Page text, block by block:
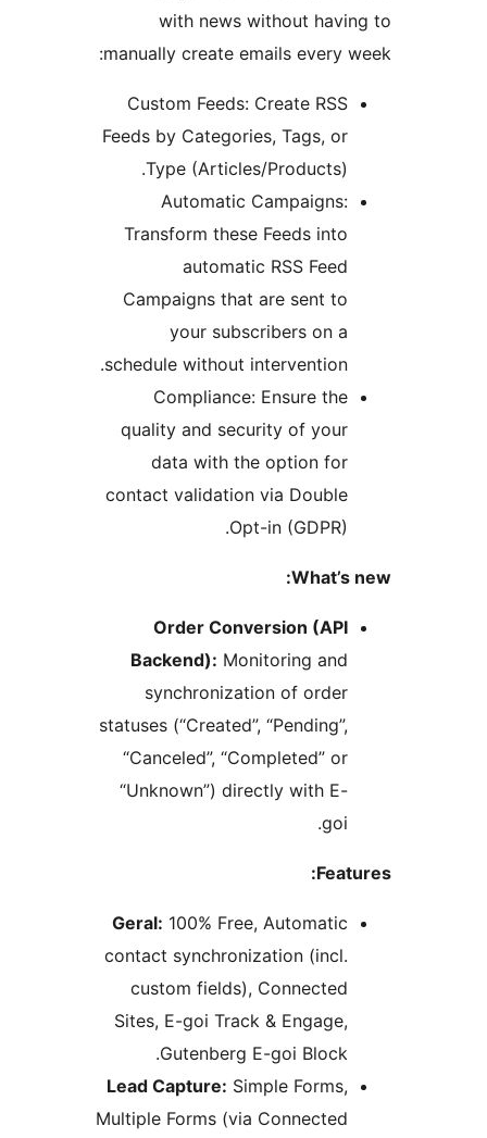
with news without
manually create emails every
Custom Feeds: Create RSS
Feeds by Categories, Tags, or
Type (Articles/Products).
Automatic Campaigns:
Transform these Feeds into
automatic RSS Feed
Campaigns that are sent to
your subscribers on a
schedule without intervention.
Compliance: Ensure the
quality and security of your
data with the option for
contact validation via Double
Order Conversion (API
Backend):
synchronization of order
statuses (“Created”, “Pending”,
“Canceled”, “Completed” or
“Unknown”) directly with E-
Geral:100% Free, Automatic
contact synchronization (incl.
custom fields), Connected
Sites, E-goi Track & Engage,
Gutenberg E-goi Block.
Lead Capture:Simple Forms,
Multiple Forms (via Connected